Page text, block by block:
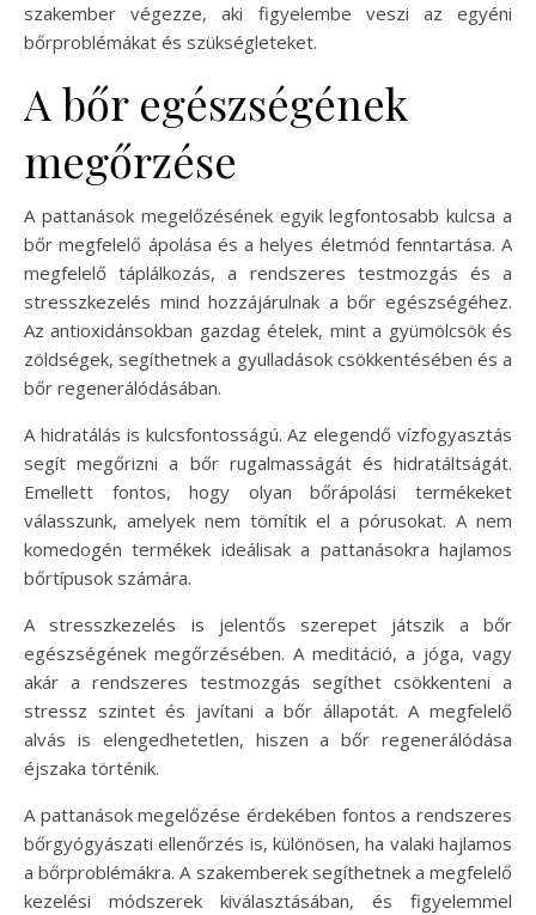
szakember végezze, aki figyelembe veszi az egyéni
bőrproblémákat és szükségleteket.
A bőr egészségének
megőrzése
A pattanások megelőzésének egyik legfontosabb kulcsa a
bőr megfelelő ápolása és a helyes életmód fenntartása. A
megfelelő táplálkozás, a rendszeres testmozgás és a
stresszkezelés mind hozzájárulnak a bőr egészségéhez.
Az antioxidánsokban gazdag ételek, mint a gyümölcsök és
zöldségek, segíthetnek a gyulladások csökkentésében és a
bőr regenerálódásában.
A hidratálás is kulcsfontosságú. Az elegendő vízfogyasztás
segít megőrizni a bőr rugalmasságát és hidratáltságát.
Emellett fontos, hogy olyan bőrápolási termékeket
válasszunk, amelyek nem tömítik el a pórusokat. A nem
komedogén termékek ideálisak a pattanásokra hajlamos
bőrtípusok számára.
A stresszkezelés is jelentős szerepet játszik a bőr
egészségének megőrzésében. A meditáció, a jóga, vagy
akár a rendszeres testmozgás segíthet csökkenteni a
stressz szintet és javítani a bőr állapotát. A megfelelő
alvás is elengedhetetlen, hiszen a bőr regenerálódása
éjszaka történik.
A pattanások megelőzése érdekében fontos a rendszeres
bőrgyógyászati ellenőrzés is, különösen, ha valaki hajlamos
a bőrproblémákra. A szakemberek segíthetnek a megfelelő
kezelési módszerek kiválasztásában, és figyelemmel